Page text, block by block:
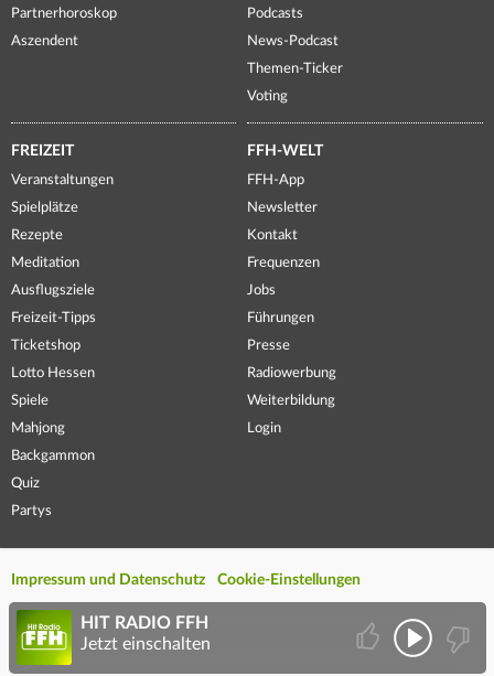
Partnerhoroskop
Aszendent
Podcasts
News-Podcast
Themen-Ticker
Voting
FREIZEIT
Veranstaltungen
Spielplätze
Rezepte
Meditation
Ausflugsziele
Freizeit-Tipps
Ticketshop
Lotto Hessen
Spiele
Mahjong
Backgammon
Quiz
Partys
FFH-WELT
FFH-App
Newsletter
Kontakt
Frequenzen
Jobs
Führungen
Presse
Radiowerbung
Weiterbildung
Login
Impressum und Datenschutz Cookie-Einstellungen
HIT RADIO FFH
Jetzt einschalten